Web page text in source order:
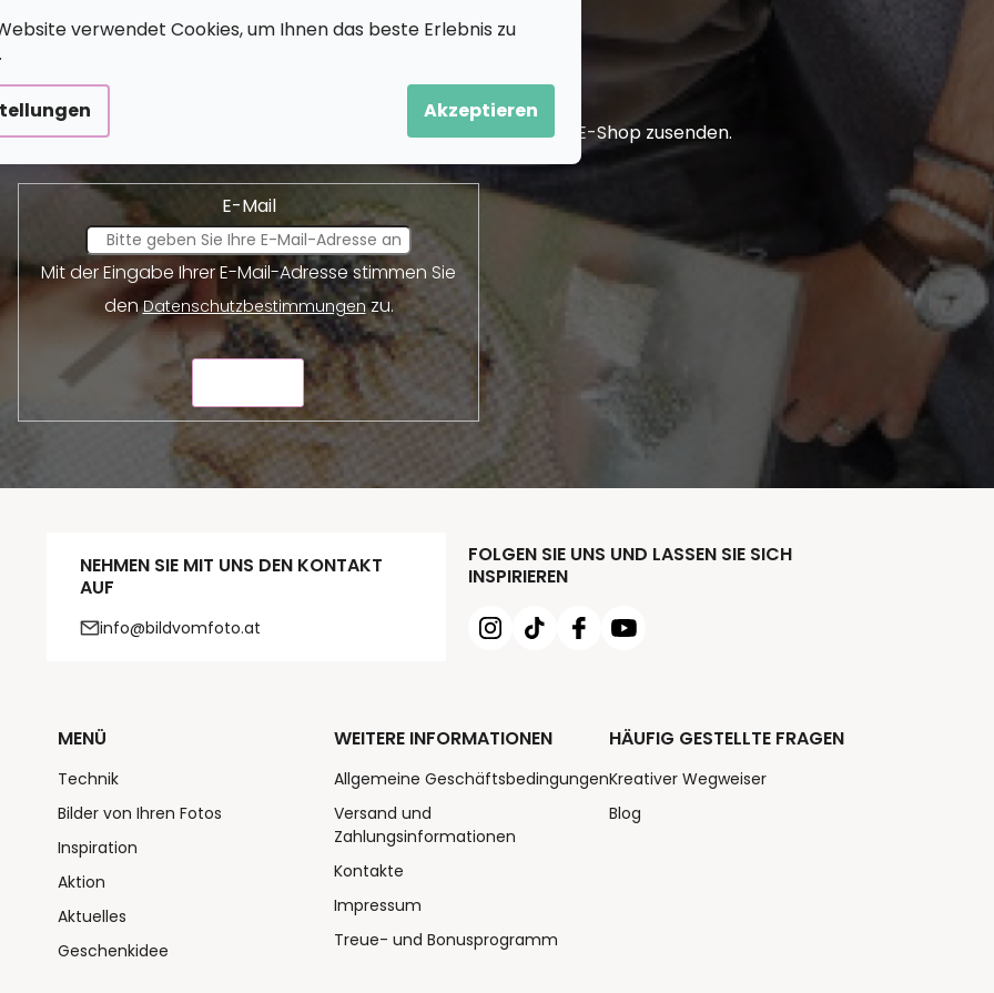
verwendet Cookies, um Ihnen das beste Erlebnis zu
Akzeptieren
wir werden Ihnen Informationen über neue Produkte in unserem E-Shop zusenden.
E-Mail
Mit der Eingabe Ihrer E-Mail-Adresse stimmen Sie
denDatenschutzbestimmungenzu.
NEHMEN SIE MIT UNS DEN KONTAKT
AUF
info@bildvomfoto.at
FOLGEN SIE UNS UND LASSEN SIE SICH
INSPIRIEREN
MENÜ
Technik
Bilder von Ihren Fotos
Inspiration
Aktion
Aktuelles
Geschenkidee
WEITERE INFORMATIONEN
Allgemeine Geschäftsbedingungen
Versand und
Zahlungsinformationen
Kontakte
Impressum
Treue- und Bonusprogramm
HÄUFIG GESTELLTE FRAGEN
Kreativer Wegweiser
Blog